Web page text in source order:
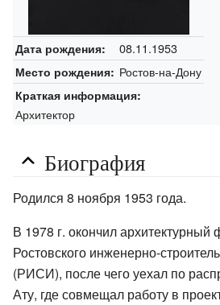
Дата рождения: 08.11.1953
Место рождения: Ростов-на-Дону
Краткая информация:
Архитектор
Биография
Родился 8 ноября 1953 года.
В 1978 г. окончил архитектурный
Ростовского инженерно-
(РИСИ), после чего уехал по
Ату, где совмещал работу в